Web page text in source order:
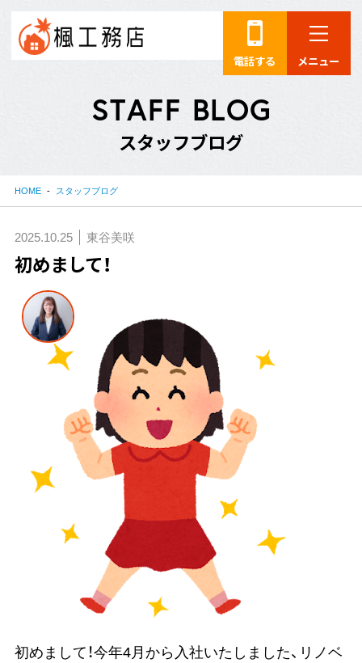
電話する メニュー
STAFF BLOG
スタッフブログ
HOME スタッフブログ
2025.10.25 東谷美咲
初めまして！
初めまして！今年4月から入社いたしました、リノベ